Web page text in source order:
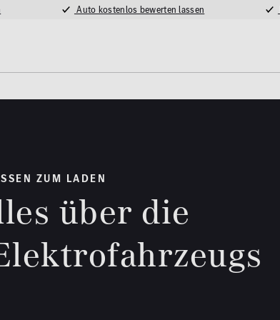
Auto kostenlos bewerten lassen
ZUM LADEN
über die